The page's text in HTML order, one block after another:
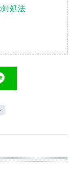
対処法